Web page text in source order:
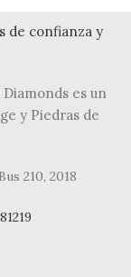
es un
y Piedras de
210, 2018